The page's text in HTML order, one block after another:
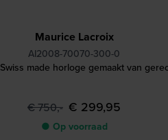
Maurice Lacroix
AI2008-70070-300-0
made horloge gemaakt van
€ 750,- € 299,95
● Op voorraad